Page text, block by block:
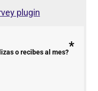
plugin
o recibes al mes?*